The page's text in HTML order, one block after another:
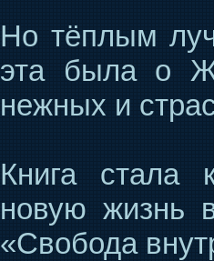
Но тёплым
эта была о
нежных и
Книга стала
новую жизнь
«Свобода